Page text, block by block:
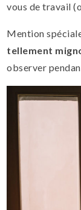
vous de travail
Mention
tellement
observer